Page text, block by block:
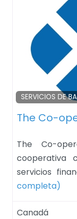
SERVICIOS DE
The Co-
The Co-
cooperativa
servicios
completa)
Canadá